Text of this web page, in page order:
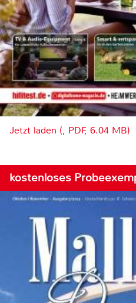
Jetzt laden (, PDF, 6.04 MB)
kostenloses